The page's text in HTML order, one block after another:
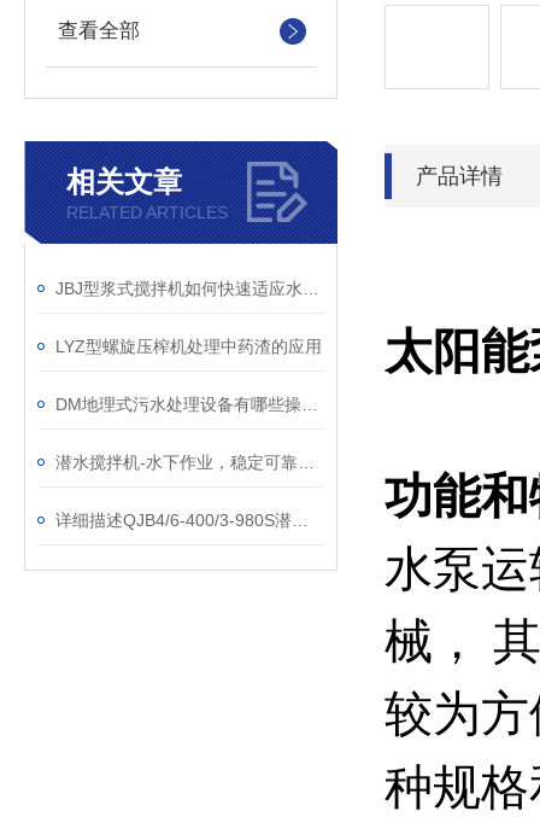
查看全部
相关文章
RELATED ARTICLES
LYZ型螺旋压榨机处理中药渣的应用
产品详情
太阳
功能
水泵
械，
较为
种规